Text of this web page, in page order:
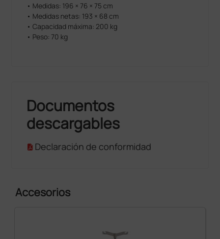
• Medidas: 196 × 76 × 75 cm
• Medidas netas: 193 × 68 cm
• Capacidad máxima: 200 kg
• Peso: 70 kg
Documentos
descargables
Declaración de conformidad
Accesorios